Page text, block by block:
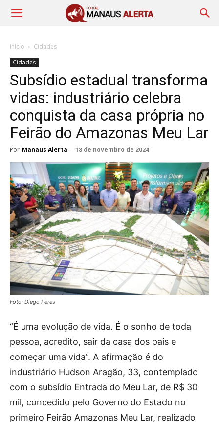
Início
Cidades
Cidades
Subsídio estadual transforma
vidas: industriário celebra
conquista da casa própria no
Feirão do Amazonas Meu Lar
Por Manaus Alerta - 18 de novembro de 2024
Foto: Diego Peres
“É uma evolução de vida. É o sonho de toda
pessoa, acredito, sair da casa dos pais e
começar uma vida”. A afirmação é do
industriário Hudson Aragão, 33, contemplado
com o subsídio Entrada do Meu Lar, de R$ 30
mil, concedido pelo Governo do Estado no
primeiro Feirão Amazonas Meu Lar, realizado